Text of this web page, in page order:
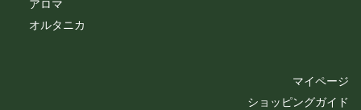
オルタニカ
マイページ
ショッピングガイド